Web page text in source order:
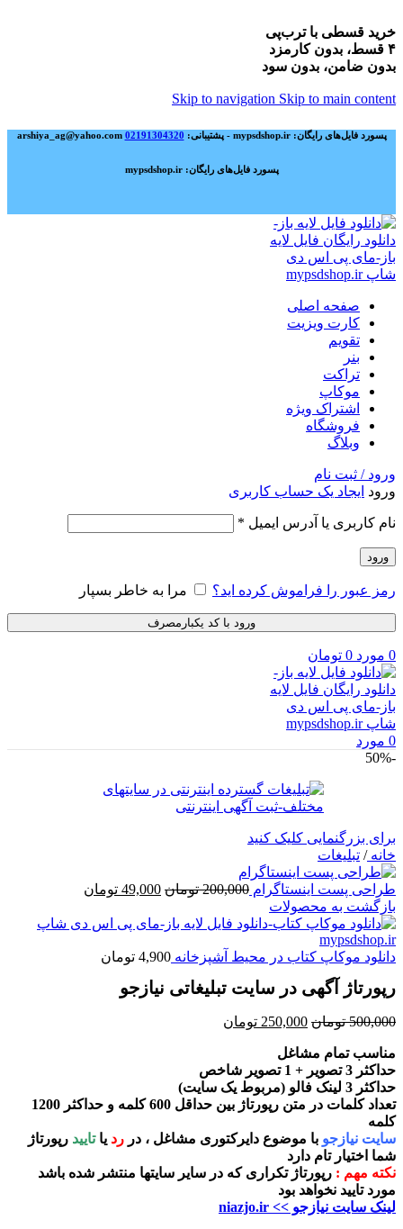
خرید قسطی با ترب‌پی
۴ قسط، بدون کارمزد
بدون ضامن، بدون سود
Skip to navigation Skip to main content
پسورد فایل‌های رایگان: mypsdshop.ir - پشتیبانی: arshiya_ag@yahoo.com 02191304320
پسورد فایل‌های رایگان: mypsdshop.ir
صفحه اصلی
کارت ویزیت
تقویم
بنر
تراکت
موکاپ
اشتراک ویژه
فروشگاه
وبلاگ
ورود / ثبت نام
ورود ایجاد یک حساب کاربری
نام کاربری یا آدرس ایمیل *
ورود
رمز عبور را فراموش کرده اید؟ مرا به خاطر بسپار
ورود با کد یکبارمصرف
0 مورد 0 تومان
0 مورد
-50%
برای بزرگنمایی کلیک کنید
خانه/ تبلیغات
طراحی پست اینستاگرام 200,000 تومان قیمت
200,000 تومان
49,000 تومان
49,000 تومان
بازگشت به محصولات
دانلود موکاپ کتاب در محیط آشپزخانه 4,900 تومان
رپورتاژ آگهی در سایت تبلیغاتی نیازجو
500,000 تومان قیمت
بود.
250,000 تومان
است.
مناسب تمام مشاغل
حداکثر 3 تصویر + 1 تصویر شاخص
حداکثر 3 لینک فالو (مربوط یک سایت)
تعداد کلمات در متن رپورتاژ بین حداقل 600 کلمه و حداکثر 1200
کلمه
سایت نیازجو با موضوع دایرکتوری مشاغل ، در رد یاتایید رپورتاژ
شما اختیار تام دارد
نکته مهم : رپورتاژ تکراری که در سایر سایتها منتشر شده باشد
مورد تایید نخواهد بود
لینک سایت نیازجو >> niazjo.ir